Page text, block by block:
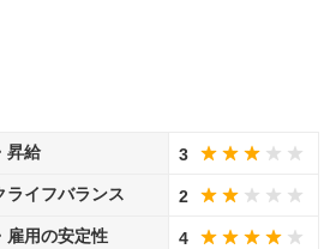
昇給 3
ライフバランス 2
雇用の安定性 4